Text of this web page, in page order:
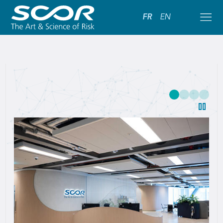
FR EN
SCOR:
Leading
Global
Reinsurance
Solutions